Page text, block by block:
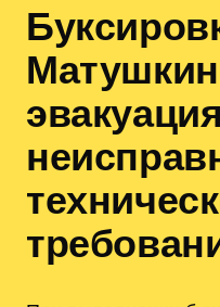
эвакуация